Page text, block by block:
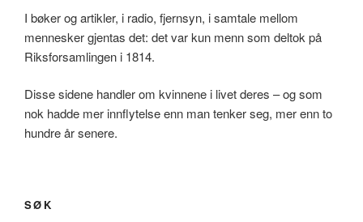
I bøker og artikler, i radio, fjernsyn, i samtale mellom
mennesker gjentas det: det var kun menn som deltok på
Riksforsamlingen i 1814.
Disse sidene handler om kvinnene i livet deres – og som
nok hadde mer innflytelse enn man tenker seg, mer enn to
hundre år senere.
SØK